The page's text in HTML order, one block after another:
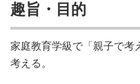
趣旨・目的
家庭教育学級で「親子で考
考える。